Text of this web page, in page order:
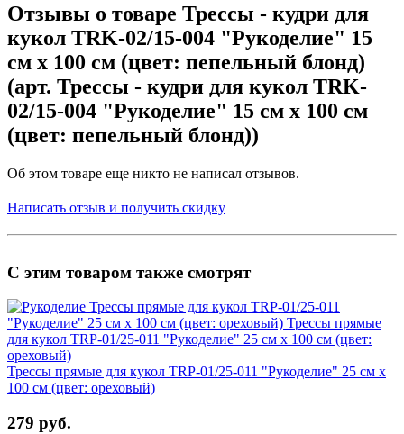
Отзывы о товаре Трессы - кудри для
кукол TRK-02/15-004 "Рукоделие" 15
см х 100 см (цвет: пепельный блонд)
(арт. Трессы - кудри для кукол TRK-
02/15-004 "Рукоделие" 15 см х 100 см
(цвет: пепельный блонд))
Об этом товаре еще никто не написал отзывов.
Написать отзыв и получить скидку
С этим товаром также смотрят
Трессы прямые для кукол TRP-01/25-011 "Рукоделие" 25 см х
100 см (цвет: ореховый)
279 руб.